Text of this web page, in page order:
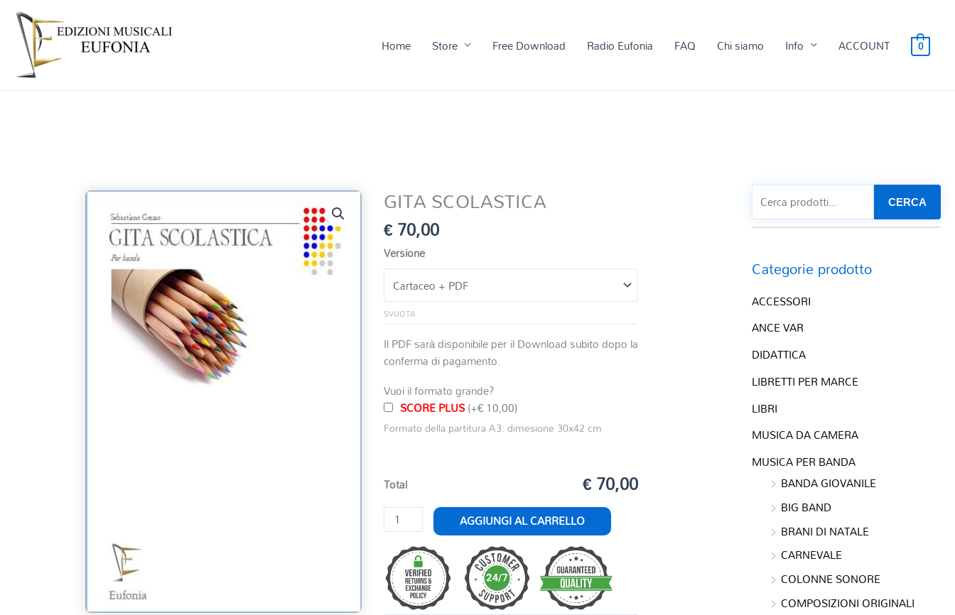
Home Store Free Download Radio Eufonia FAQ Chi siamo Info ACCOUNT 0
GITA SCOLASTICA
€70,00
Versione
SVUOTA
Il PDF sarà disponibile per il Download subito dopo la
conferma di pagamento.
Vuoi il formato grande?
SCORE PLUS(+€ 10,00)
Formato della partitura A3: dimesione 30x42 cm
Total € 70,00
GITA
SCOLASTICA
quantità
AGGIUNGI AL CARRELLO
CERCA
Categorie prodotto
ACCESSORI
ANCE VAR
DIDATTICA
LIBRETTI PER MARCE
LIBRI
MUSICA DA CAMERA
MUSICA PER BANDA
BANDA GIOVANILE
BIG BAND
BRANI DI NATALE
CARNEVALE
COLONNE SONORE
COMPOSIZIONI ORIGINALI